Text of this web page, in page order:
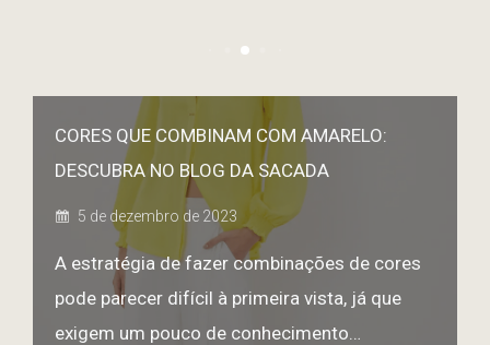
CORES QUE COMBINAM COM AMARELO:
DESCUBRA NO BLOG DA SACADA
5 de dezembro de 2023
A estratégia de fazer combinações de cores
pode parecer difícil à primeira vista, já que
exigem um pouco de conhecimento…